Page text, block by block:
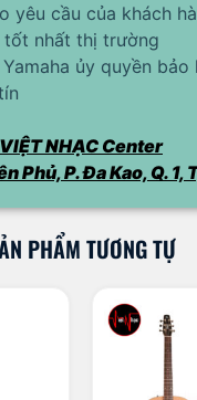
yêu cầu của khách
tốt nhất thị trường
ủy quyền bảo
VIỆT NHẠC Center
Phủ, P. Đa Kao, Q. 1,
PHẨM TƯƠNG TỰ